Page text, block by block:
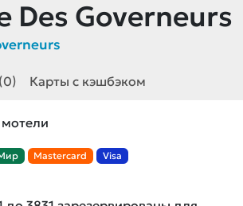
Des Governeurs
Карты с кэшбэком
Mastercard Visa